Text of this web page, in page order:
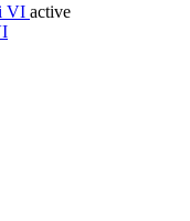
active